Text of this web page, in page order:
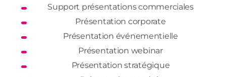
Support présentations commerciales
Présentation corporate
Présentation événementielle
Présentation webinar
Présentation stratégique